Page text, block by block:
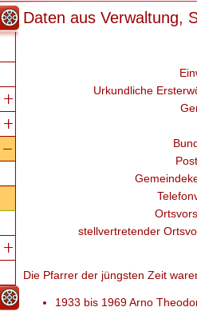
Daten aus Verwaltung,
Urkundliche
stellvertretender
Die Pfarrer der jüngsten Zeit
1933 bis 1969 Arno